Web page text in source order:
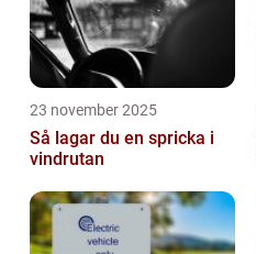
23 november 2025
Så lagar du en spricka i
vindrutan